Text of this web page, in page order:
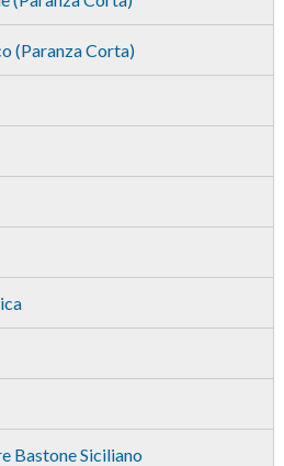
(Paranza Corta)
Bastone Siciliano